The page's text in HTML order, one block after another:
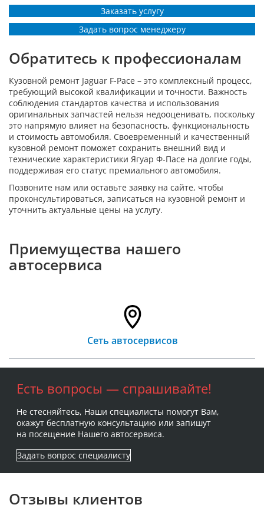
Заказать услугу
Задать вопрос менеджеру
Обратитесь к профессионалам
Кузовной ремонт Jaguar F-Pace – это комплексный процесс,
требующий высокой квалификации и точности. Важность
соблюдения стандартов качества и использования
оригинальных запчастей нельзя недооценивать, поскольку
это напрямую влияет на безопасность, функциональность
и стоимость автомобиля. Своевременный и качественный
кузовной ремонт поможет сохранить внешний вид и
технические характеристики Ягуар Ф-Пасе на долгие годы,
поддерживая его статус премиального автомобиля.
Позвоните нам или оставьте заявку на сайте, чтобы
проконсультироваться, записаться на кузовной ремонт и
уточнить актуальные цены на услугу.
Приемущества нашего
автосервиса
Сеть автосервисов
Есть вопросы — спрашивайте!
Не стесняйтесь, Наши специалисты помогут Вам,
окажут бесплатную консультацию или запишут
на посещение Нашего автосервиса.
Задать вопрос специалисту
Отзывы клиентов